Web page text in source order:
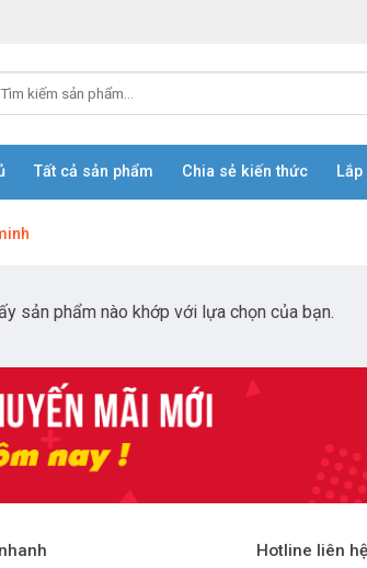
Tất cả sản phẩm Chia sẻ kiến thức
sản phẩm nào khớp với lựa chọn của bạn.
Hotline liên